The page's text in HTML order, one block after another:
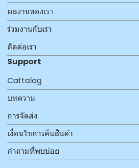
ผลงานของเรา
ร่วมงานกับเรา
ติดต่อเรา
Support
Cattalog
บทความ
การจัดส่ง
เงื่อนไขการคืนสินค้า
คำถามที่พบบ่อย